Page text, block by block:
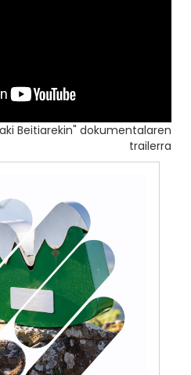
Beitiarekin" dokumentalaren
trailerra